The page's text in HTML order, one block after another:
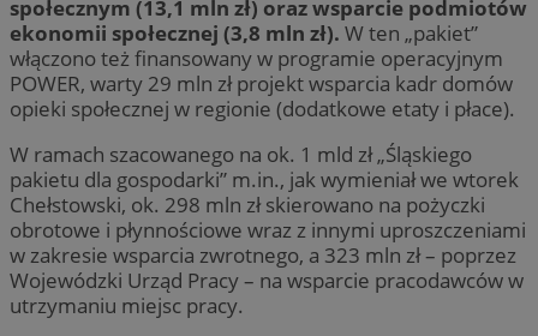
społecznym (13,1 mln zł) oraz wsparcie podmiotów
ekonomii społecznej (3,8 mln zł). W ten „pakiet”
włączono też finansowany w programie operacyjnym
POWER, warty 29 mln zł projekt wsparcia kadr domów
opieki społecznej w regionie (dodatkowe etaty i płace).
W ramach szacowanego na ok. 1 mld zł „Śląskiego
pakietu dla gospodarki” m.in., jak wymieniał we wtorek
Chełstowski, ok. 298 mln zł skierowano na pożyczki
obrotowe i płynnościowe wraz z innymi uproszczeniami
w zakresie wsparcia zwrotnego, a 323 mln zł – poprzez
Wojewódzki Urząd Pracy – na wsparcie pracodawców w
utrzymaniu miejsc pracy.